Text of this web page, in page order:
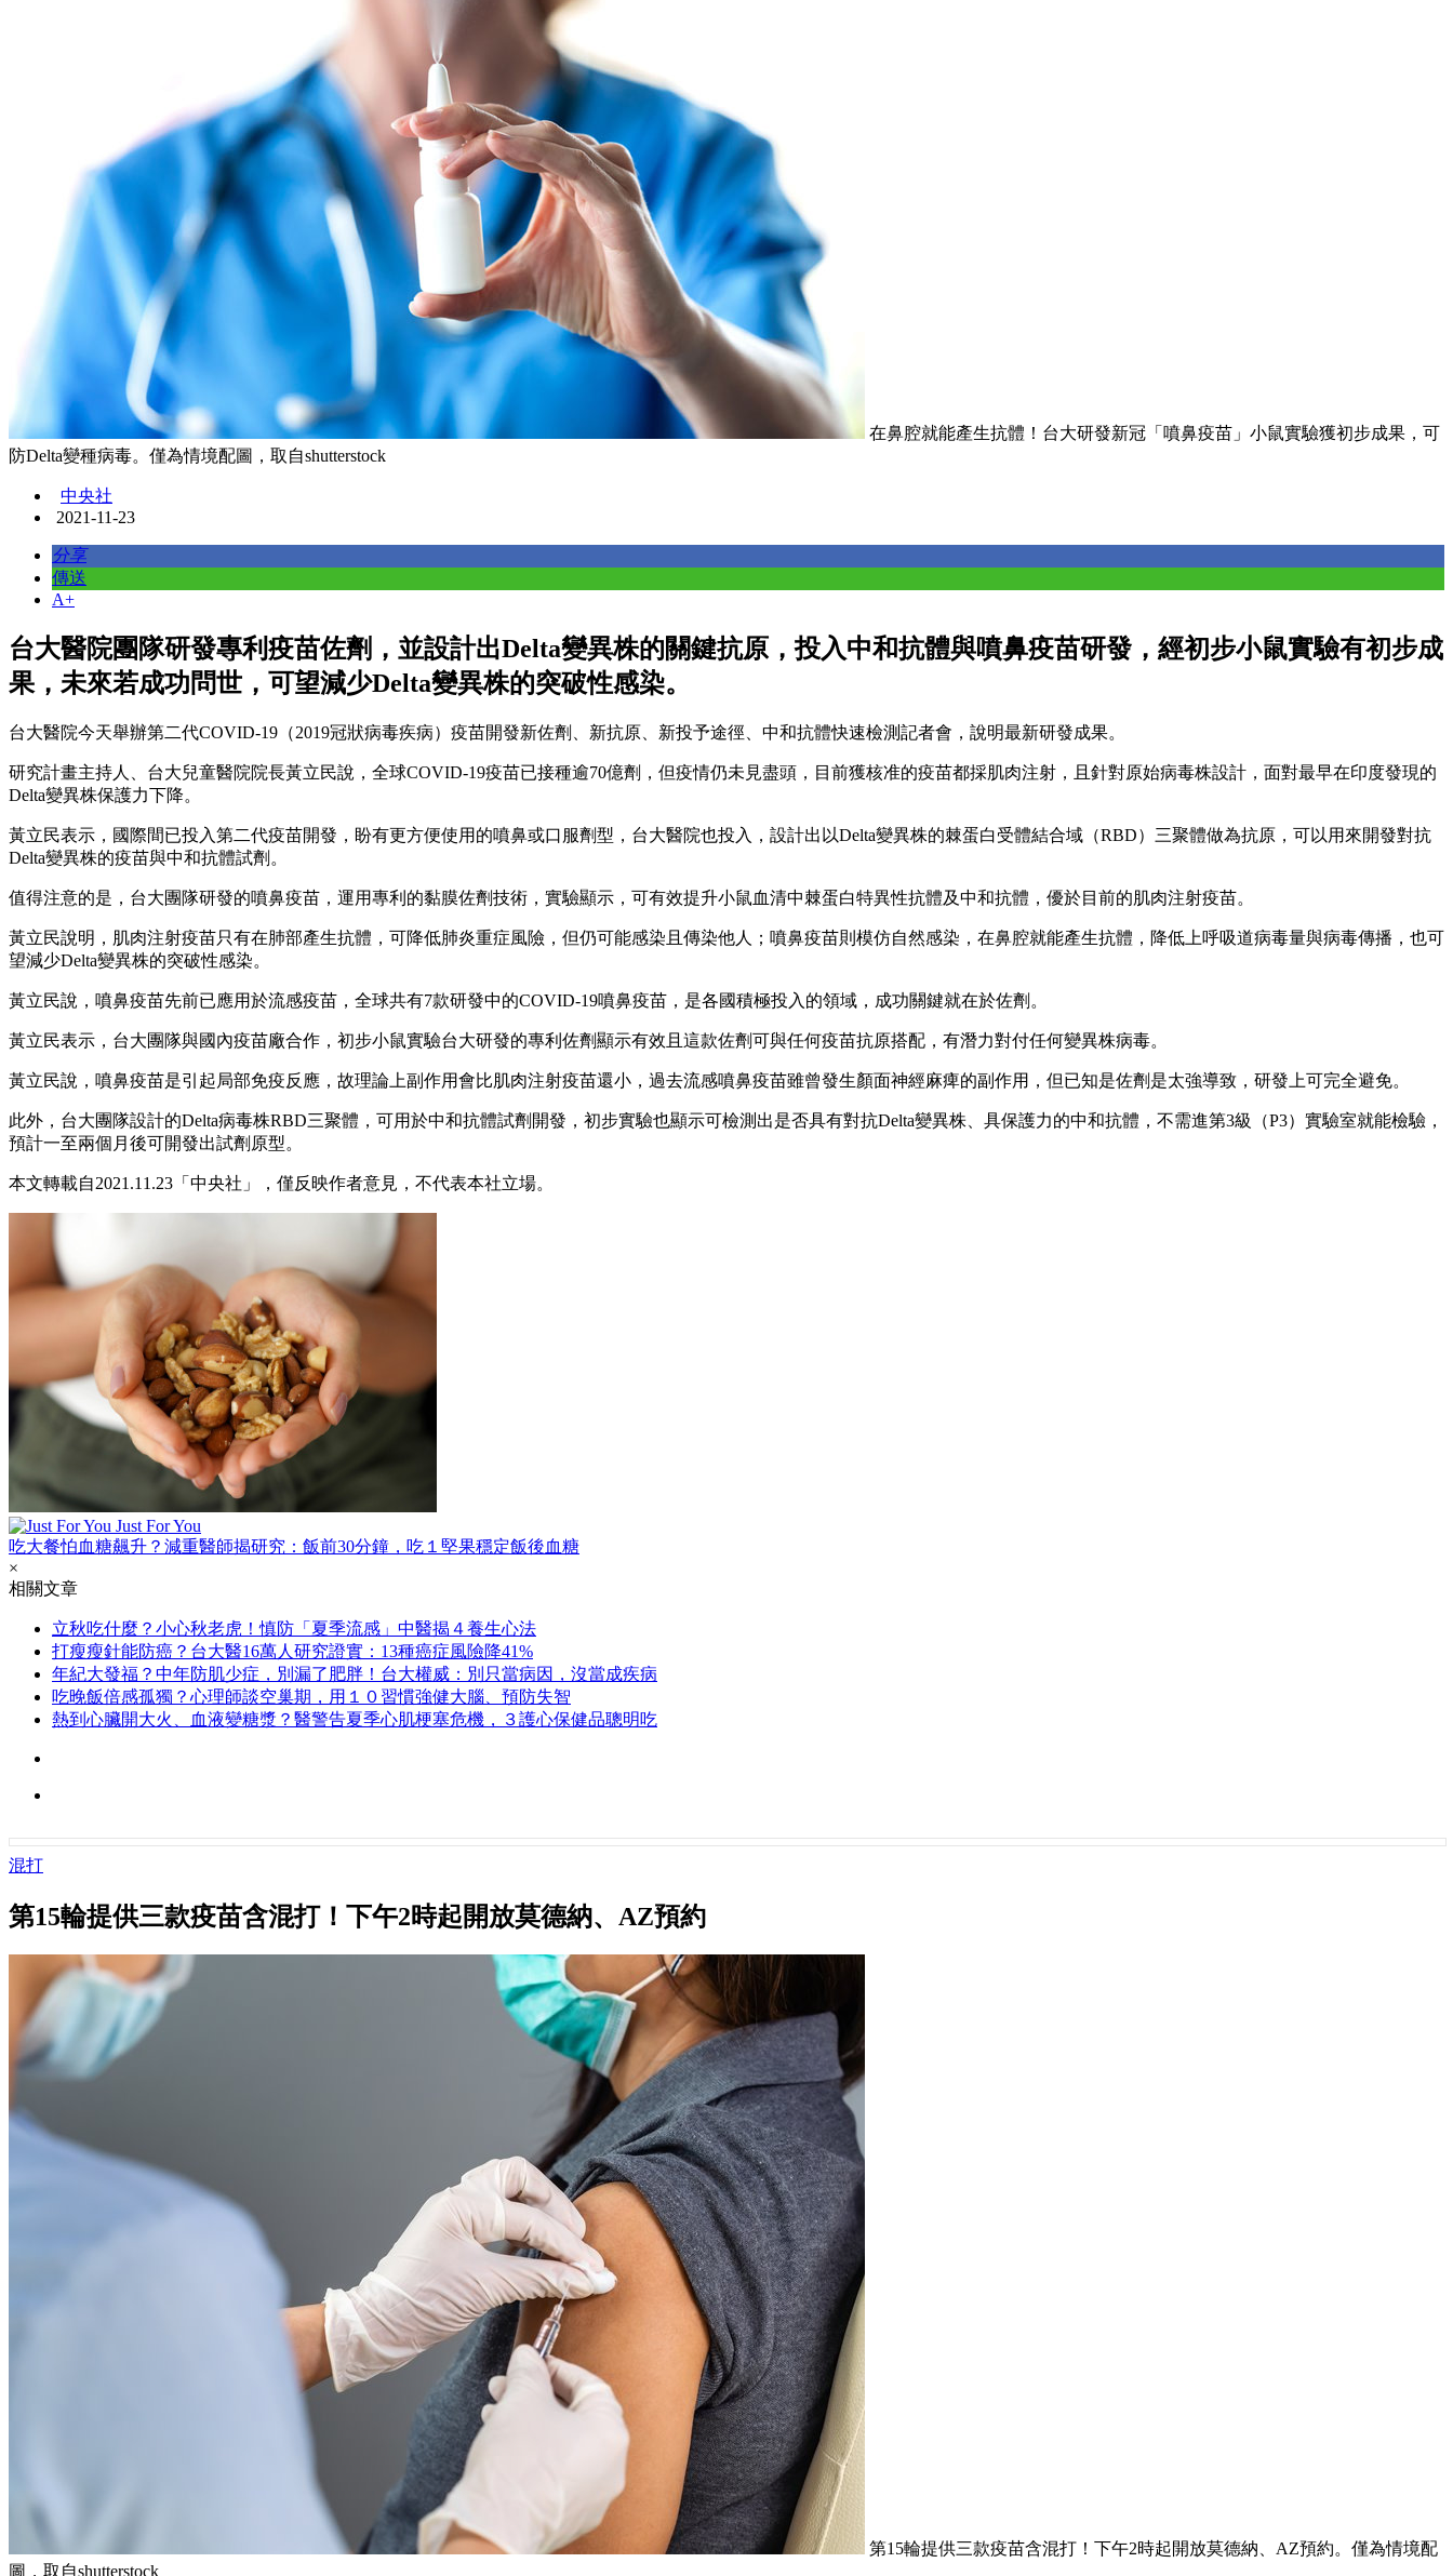
在鼻腔就能產生抗體！台大研發新冠「噴鼻疫苗」小鼠實驗獲初步成果，可
防Delta變種病毒。僅為情境配圖，取自shutterstock
中央社
2021-11-23
分享
傳送
A+
台大醫院團隊研發專利疫苗佐劑，並設計出Delta變異株的關鍵抗原，投入中和抗體與噴鼻疫苗研發，經初步小鼠實驗有初步成
果，未來若成功問世，可望減少Delta變異株的突破性感染。
台大醫院今天舉辦第二代COVID-19（2019冠狀病毒疾病）疫苗開發新佐劑、新抗原、新投予途徑、中和抗體快速檢測記者會，說明最新研發成果。
研究計畫主持人、台大兒童醫院院長黃立民說，全球COVID-19疫苗已接種逾70億劑，但疫情仍未見盡頭，目前獲核准的疫苗都採肌肉注射，且針對原始病毒株設計，面對最早在印度發現的
Delta變異株保護力下降。
黃立民表示，國際間已投入第二代疫苗開發，盼有更方便使用的噴鼻或口服劑型，台大醫院也投入，設計出以Delta變異株的棘蛋白受體結合域（RBD）三聚體做為抗原，可以用來開發對抗
Delta變異株的疫苗與中和抗體試劑。
值得注意的是，台大團隊研發的噴鼻疫苗，運用專利的黏膜佐劑技術，實驗顯示，可有效提升小鼠血清中棘蛋白特異性抗體及中和抗體，優於目前的肌肉注射疫苗。
黃立民說明，肌肉注射疫苗只有在肺部產生抗體，可降低肺炎重症風險，但仍可能感染且傳染他人；噴鼻疫苗則模仿自然感染，在鼻腔就能產生抗體，降低上呼吸道病毒量與病毒傳播，也可
望減少Delta變異株的突破性感染。
黃立民說，噴鼻疫苗先前已應用於流感疫苗，全球共有7款研發中的COVID-19噴鼻疫苗，是各國積極投入的領域，成功關鍵就在於佐劑。
黃立民表示，台大團隊與國內疫苗廠合作，初步小鼠實驗台大研發的專利佐劑顯示有效且這款佐劑可與任何疫苗抗原搭配，有潛力對付任何變異株病毒。
黃立民說，噴鼻疫苗是引起局部免疫反應，故理論上副作用會比肌肉注射疫苗還小，過去流感噴鼻疫苗雖曾發生顏面神經麻痺的副作用，但已知是佐劑是太強導致，研發上可完全避免。
此外，台大團隊設計的Delta病毒株RBD三聚體，可用於中和抗體試劑開發，初步實驗也顯示可檢測出是否具有對抗Delta變異株、具保護力的中和抗體，不需進第3級（P3）實驗室就能檢驗，
預計一至兩個月後可開發出試劑原型。
本文轉載自2021.11.23「中央社」，僅反映作者意見，不代表本社立場。
Just For You
吃大餐怕血糖飆升？減重醫師揭研究：飯前30分鐘，吃１堅果穩定飯後血糖
×
相關文章
立秋吃什麼？小心秋老虎！慎防「夏季流感」中醫揭４養生心法
打瘦瘦針能防癌？台大醫16萬人研究證實：13種癌症風險降41%
年紀大發福？中年防肌少症，別漏了肥胖！台大權威：別只當病因，沒當成疾病
吃晚飯倍感孤獨？心理師談空巢期，用１０習慣強健大腦、預防失智
熱到心臟開大火、血液變糖漿？醫警告夏季心肌梗塞危機，３護心保健品聰明吃
混打
第15輪提供三款疫苗含混打！下午2時起開放莫德納、AZ預約
第15輪提供三款疫苗含混打！下午2時起開放莫德納、AZ預約。僅為情境配
圖，取自shutterstock